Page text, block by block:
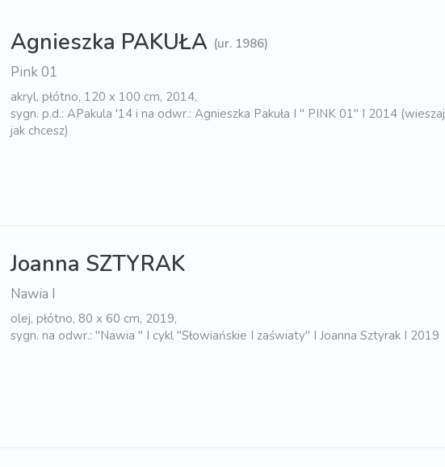
Agnieszka PAKUŁA (ur. 1986)
Pink 01
akryl, płótno, 120 x 100 cm, 2014,
sygn. p.d.: APakula '14 i na odwr.: Agnieszka Pakuła I " PINK 01" I 2014 (wieszaj
jak chcesz)
Joanna SZTYRAK
Nawia I
olej, płótno, 80 x 60 cm, 2019,
sygn. na odwr.: "Nawia " I cykl "Słowiańskie I zaświaty" I Joanna Sztyrak I 2019